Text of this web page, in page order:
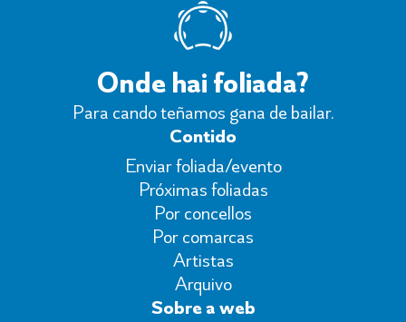
Onde hai foliada?
Para cando teñamos gana de bailar.
Contido
Enviar foliada/evento
Próximas foliadas
Por concellos
Por comarcas
Artistas
Arquivo
Sobre a web